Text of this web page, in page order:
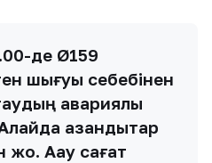
де Ø159
шығуы себебінен
авариялық
қазандықтар
Ақау сағат